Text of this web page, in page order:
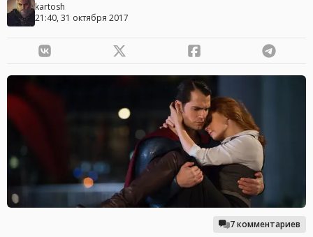
kartosh
21:40, 31 октября 2017
7 комментариев